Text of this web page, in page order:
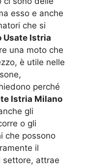
esso e anche
che si
Usate Istria
una moto che
è utile nelle
perché
Istria Milano
gli
o gli
che possono
il
settore, attrae